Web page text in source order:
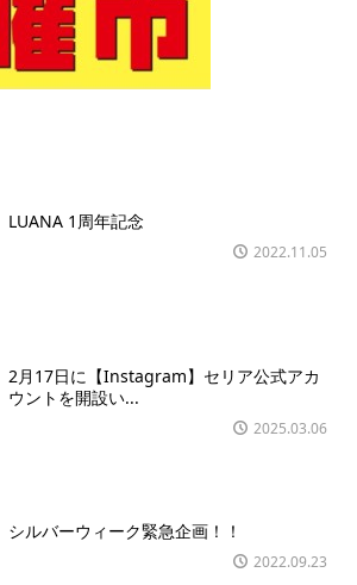
LUANA 1周年記念
2022.11.05
2月17日に【Instagram】セリア公式アカ
ウントを開設い...
2025.03.06
シルバーウィーク緊急企画！！
2022.09.23